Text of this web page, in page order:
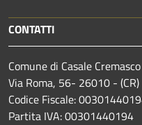
CONTATTI
Comune di Casale
Via Roma, 56- 26010 - (CR)
Codice Fiscale:
Partita IVA: 00301440194